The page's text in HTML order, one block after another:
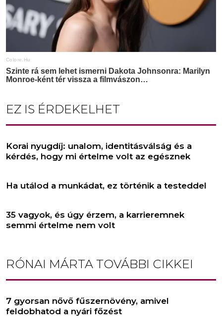
EZ IS ÉRDEKELHET
Korai nyugdíj: unalom, identitásválság és a
kérdés, hogy mi értelme volt az egésznek
Ha utálod a munkádat, ez történik a testeddel
35 vagyok, és úgy érzem, a karrieremnek
semmi értelme nem volt
RÓNAI MÁRTA TOVÁBBI CIKKEI
7 gyorsan nővő fűszernövény, amivel
feldobhatod a nyári főzést